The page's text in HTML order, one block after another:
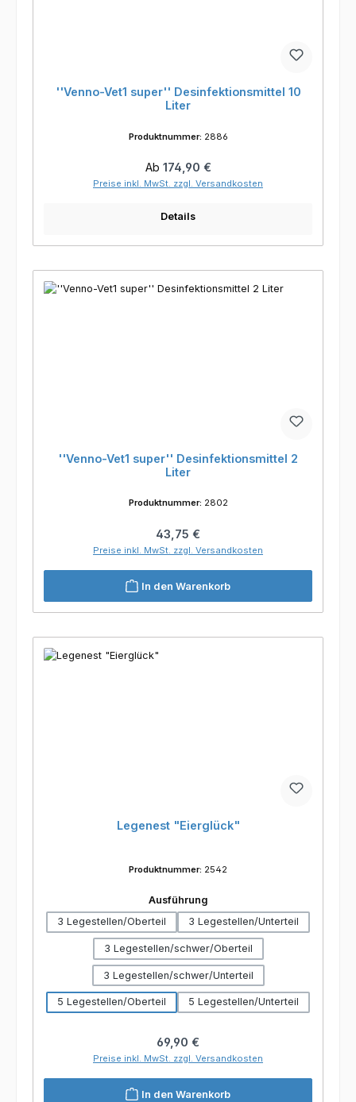
''Venno-Vet1 super'' Desinfektionsmittel 10
Liter
Produktnummer: 2886
Regulärer Preis:
Ab 174,90 €
Preise inkl. MwSt. zzgl. Versandkosten
Details
''Venno-Vet1 super'' Desinfektionsmittel 2
Liter
Produktnummer: 2802
Regulärer Preis:
43,75 €
Preise inkl. MwSt. zzgl. Versandkosten
In den Warenkorb
Legenest "Eierglück"
Produktnummer: 2542
Ausführungauswählen
3 Legestellen/Oberteil
3 Legestellen/Unterteil
3 Legestellen/schwer/Oberteil
3 Legestellen/schwer/Unterteil
5 Legestellen/Oberteil 5 Legestellen/Unterteil
Regulärer Preis:
69,90 €
Preise inkl. MwSt. zzgl. Versandkosten
In den Warenkorb